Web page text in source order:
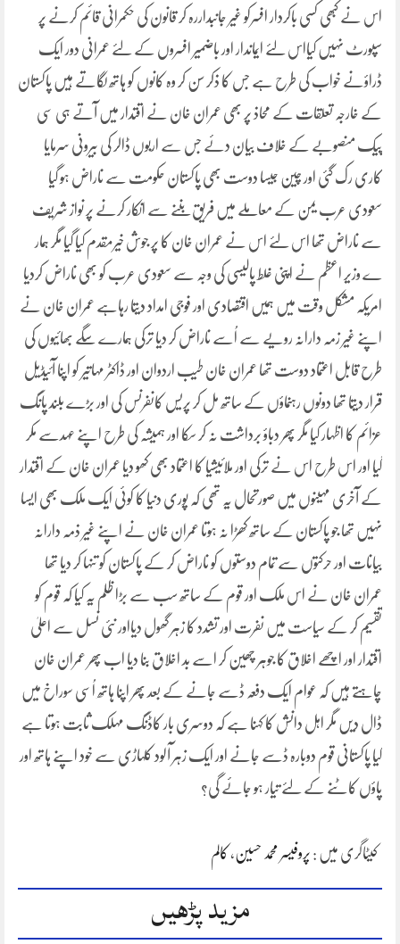
اس نے کبھی کسی باکردار افسرکو غیر جانبداررہ کر قانون کی حکمرانی قائم کرنے پر
سپورٹ نہیں کیااس لئے ایماندار اور باضمیر افسروں کے لئے عمرانی دور ایک
ڈراؤنے خواب کی طرح ہے جس کا ذکر سن کر وہ کانوں کو ہاتھ لگاتے ہیں پاکستان
کے خارجہ تعلقات کے محاذ پر بھی عمران خان نے اقتدار میں آتے ہی سی
پیک منصوبے کے خلاف بیان دئے جس سے اربوں ڈالر کی بیرونی سرمایا
کاری رک گئی اور چین جیسا دوست بھی پاکستان حکومت سے ناراض ہو گیا
سعودی عرب یمن کے معاملے میں فریق بننے سے انکار کرنے پر نواز شریف
سے ناراض تھا اس لئے اس نے عمران خان کا پر جوش خیرمقدم کیا گیا مگر ہمار
ے وزیر اعظم نے اپنی غلط پالیسی کی وجہ سے سعودی عرب کو بھی ناراض کردیا
امریکہ مشکل وقت میں ہمیں اقتصادی اور فوجی امداد دیتا رہاہے عمران خان نے
اپنے غیر زمہ دارانہ رویے سے اُسے ناراض کر دیا ترکی ہمارے سگے بھائیوں کی
طرح قابل اعتماد دوست تھا عمران خان طیب اردوان اور ڈاکٹر مہاتیر کو اپنا آئیڈیل
قرار دیتا تھا دونوں رہنماؤں کے ساتھ مل کر پریس کانفرنس کی اور بڑے بلند پانگ
عزائم کا اظہار کیا مگر پھر دباؤ برداشت نہ کر سکا اور ہمیشہ کی طرح اپنے عہدسے مکر
گیا اور اس طرح اس نے ترکی اور ملائیشیا کا اعتماد بھی کھو دیا عمران خان کے اقتدار
کے آخری مہینوں میں صورتحال یہ تھی کہ پوری دنیا کا کوئی ایک ملک بھی ایسا
نہیں تھا جو پاکستان کے ساتھ کھڑا نہ ہوتا عمران خان نے اپنے غیر ذمہ دارانہ
بیانات اور حرکتوں سے تمام دوستوں کو ناراض کر کے پاکستان کو تنہا کر دیا تھا
عمران خان نے اس ملک اور قوم کے ساتھ سب سے بڑا ظلم یہ کیا کہ قوم کو
تقسیم کر کے سیاست میں نفرت اور تشدد کا زہر گھول دیااور نئی نسل سے اعلیٰ
اقتدار اور اچھے اخلاق کا جوہر چھین کر اسے بد اخلاق بنا دیا اب پھر عمران خان
چاہتے ہیں کہ عوام ایک دفعہ ڈسے جانے کے بعد پھر اپنا ہاتھ اُسی سوراخ میں
ڈال دیں مگر اہل دانش کا کہنا ہے کہ دوسری بار کاڈنگ مہلک ثابت ہوتا ہے
کیا پاکستانی قوم دوبارہ ڈسے جانے اور ایک زہر آلود کلہاڑی سے خود اپنے ہاتھ اور
پاؤں کاٹنے کے لئے تیار ہو جائے گی؟
کیٹاگری میں : پروفیسر محمد حسین ، کالم
مزید پڑھیں